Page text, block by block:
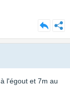
l'égout et 7m au